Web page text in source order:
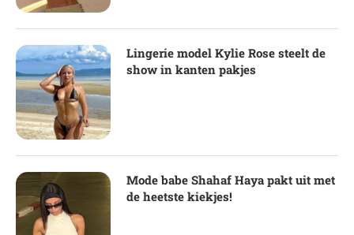
Lingerie model Kylie Rose steelt de
show in kanten pakjes
Mode babe Shahaf Haya pakt uit met
de heetste kiekjes!